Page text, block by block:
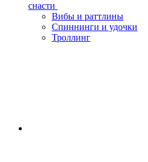
снасти
Вибы и раттлины
Спиннинги и удочки
Троллинг